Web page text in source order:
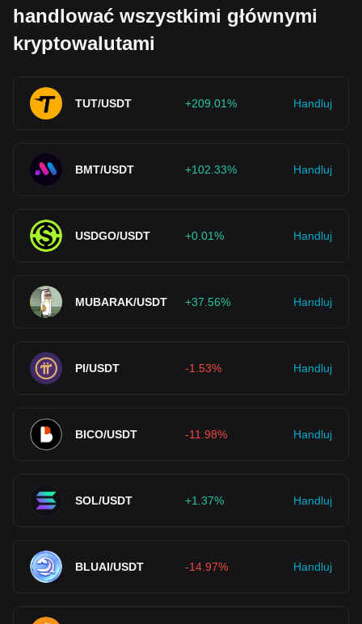
handlować wszystkimi głównymi
kryptowalutami
TUT/USDT +209.01% Handluj
BMT/USDT +102.33% Handluj
USDGO/USDT +0.01% Handluj
MUBARAK/USDT +37.56% Handluj
PI/USDT -1.53% Handluj
BICO/USDT -11.98% Handluj
SOL/USDT +1.37% Handluj
BLUAI/USDT -14.97% Handluj